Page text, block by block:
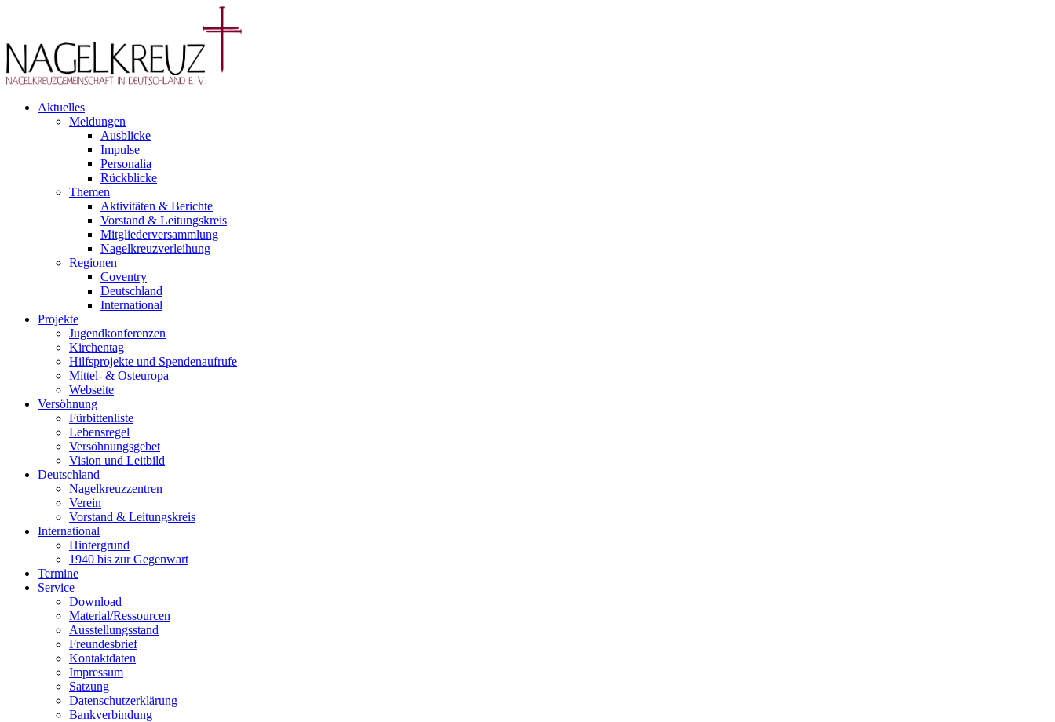
Aktuelles
Meldungen
Ausblicke
Impulse
Personalia
Rückblicke
Themen
Aktivitäten & Berichte
Vorstand & Leitungskreis
Mitgliederversammlung
Nagelkreuzverleihung
Regionen
Coventry
Deutschland
International
Projekte
Jugendkonferenzen
Kirchentag
Hilfsprojekte und Spendenaufrufe
Mittel- & Osteuropa
Webseite
Versöhnung
Fürbittenliste
Lebensregel
Versöhnungsgebet
Vision und Leitbild
Deutschland
Nagelkreuzzentren
Verein
Vorstand & Leitungskreis
International
Hintergrund
1940 bis zur Gegenwart
Termine
Service
Download
Material/Ressourcen
Ausstellungsstand
Freundesbrief
Kontaktdaten
Impressum
Satzung
Datenschutzerklärung
Bankverbindung